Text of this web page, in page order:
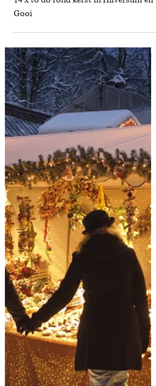
Lifestyle
14 x to do rond kerst in Hilversum en 't
Gooi